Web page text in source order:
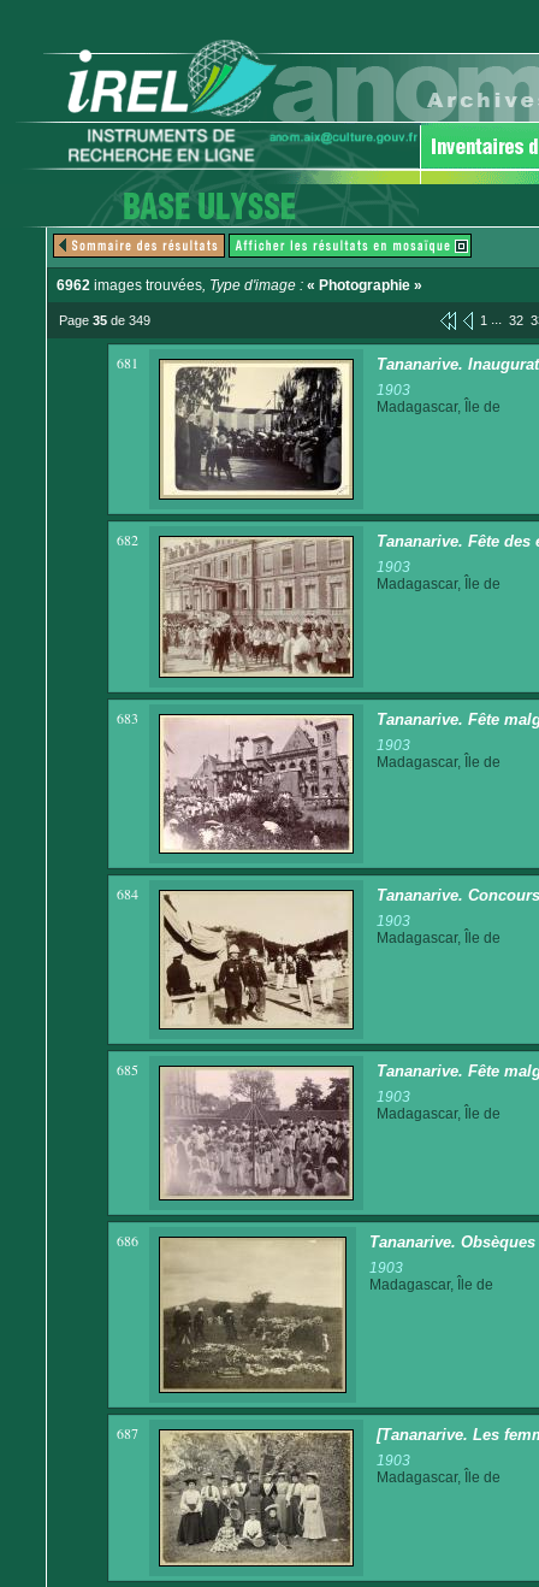
6962 images trouvées, Type d'image : « Photographie »
Page 35 de 349 1 ... 32
681 Tananarive.
1903
Madagascar, Île de
682 Tananarive. Fête
1903
Madagascar, Île de
683 Tananarive. Fête
1903
Madagascar, Île de
684 Tananarive.
1903
Madagascar, Île de
685 Tananarive. Fête
1903
Madagascar, Île de
686 Tananarive.
1903
Madagascar, Île de
687 [Tananarive. Les
1903
Madagascar, Île de